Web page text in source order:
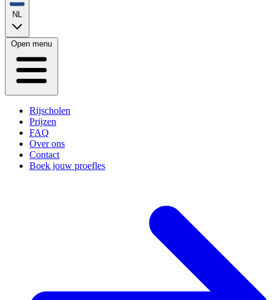
NL
Open menu
Rijscholen
Prijzen
FAQ
Over ons
Contact
Boek jouw proefles